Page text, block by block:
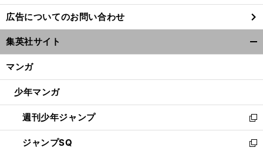
し
い
ウ
ィ
ン
ウ
開
く
広告についてのお問い合わせ
集英社サイト
マンガ
少年マンガ
週刊少年ジャンプ
新
し
い
ジャンプSQ
新